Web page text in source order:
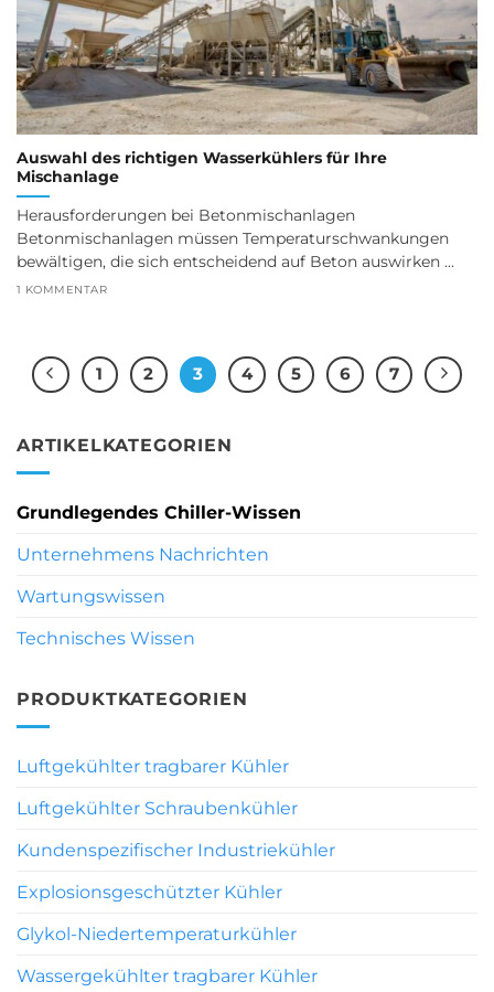
Auswahl des richtigen Wasserkühlers für Ihre
Mischanlage
Herausforderungen bei Betonmischanlagen
Betonmischanlagen müssen Temperaturschwankungen
bewältigen, die sich entscheidend auf Beton auswirken ...
1 KOMMENTAR
1 2 3 4 5 6 7
ARTIKELKATEGORIEN
Grundlegendes Chiller-Wissen
Unternehmens Nachrichten
Wartungswissen
Technisches Wissen
PRODUKTKATEGORIEN
Luftgekühlter tragbarer Kühler
Luftgekühlter Schraubenkühler
Kundenspezifischer Industriekühler
Explosionsgeschützter Kühler
Glykol-Niedertemperaturkühler
Wassergekühlter tragbarer Kühler